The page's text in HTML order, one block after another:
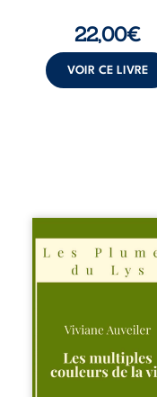
22,00€
VOIR CE LIVRE
Trois récits,
existences
à l’instant où tout
bascule.
l’apaisement, un
recouvre
l’espérance,